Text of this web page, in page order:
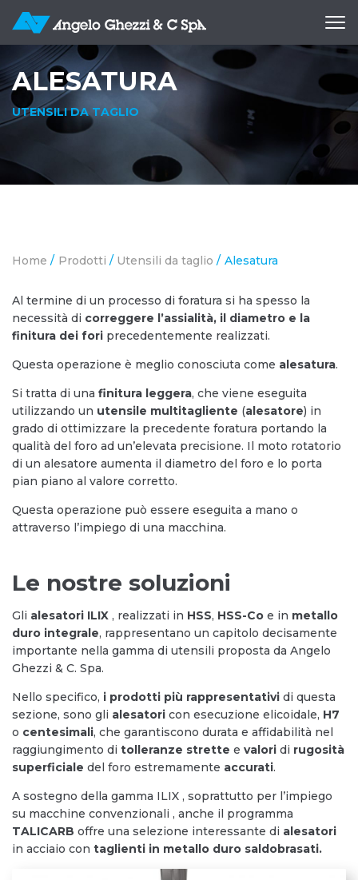
Apri
ALESATURA
UTENSILI DA TAGLIO
Home / Prodotti / Utensili da taglio / Alesatura
Al termine di un processo di foratura si ha spesso la
necessità di correggere l’assialità, il diametro e la
finitura dei fori precedentemente realizzati.
Questa operazione è meglio conosciuta come alesatura.
Si tratta di una finitura leggera, che viene eseguita
utilizzando un utensile multitagliente (alesatore) in
grado di ottimizzare la precedente foratura portando la
qualità del foro ad un’elevata precisione. Il moto rotatorio
di un alesatore aumenta il diametro del foro e lo porta
pian piano al valore corretto.
Questa operazione può essere eseguita a mano o
attraverso l’impiego di una macchina.
Le nostre soluzioni
Gli alesatori ILIX , realizzati in HSS, HSS-Co e in metallo
duro integrale, rappresentano un capitolo decisamente
importante nella gamma di utensili proposta da Angelo
Ghezzi & C. Spa.
Nello specifico, i prodotti più rappresentativi di questa
sezione, sono gli alesatori con esecuzione elicoidale, H7
o centesimali, che garantiscono durata e affidabilità nel
raggiungimento di tolleranze strette e valori di rugosità
superficiale del foro estremamente accurati.
A sostegno della gamma ILIX , soprattutto per l’impiego
su macchine convenzionali , anche il programma
TALICARB offre una selezione interessante di alesatori
in acciaio con taglienti in metallo duro saldobrasati.